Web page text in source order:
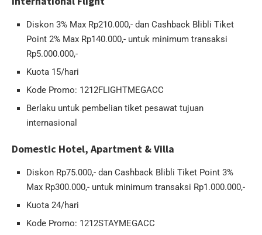
Diskon 3% Max Rp210.000,- dan Cashback Blibli Tiket
Point 2% Max Rp140.000,- untuk minimum transaksi
Rp5.000.000,-
Kuota 15/hari
Kode Promo: 1212FLIGHTMEGACC
Berlaku untuk pembelian tiket pesawat tujuan
internasional
Domestic Hotel, Apartment & Villa
Diskon Rp75.000,- dan Cashback Blibli Tiket Point 3%
Max Rp300.000,- untuk minimum transaksi Rp1.000.000,-
Kuota 24/hari
Kode Promo: 1212STAYMEGACC